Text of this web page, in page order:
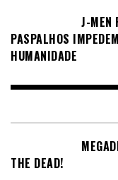
J-MEN
PASPALHOS
HUMANIDADE
THE DEAD!